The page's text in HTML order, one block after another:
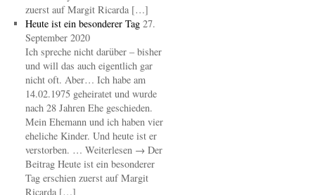
zuerst auf Margit Ricarda […]
Heute ist ein besonderer Tag 27.
September 2020
Ich spreche nicht darüber – bisher
und will das auch eigentlich gar
nicht oft. Aber… Ich habe am
14.02.1975 geheiratet und wurde
nach 28 Jahren Ehe geschieden.
Mein Ehemann und ich haben vier
eheliche Kinder. Und heute ist er
verstorben. … Weiterlesen → Der
Beitrag Heute ist ein besonderer
Tag erschien zuerst auf Margit
Ricarda […]